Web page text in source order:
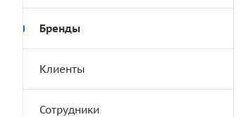
Бренды
Клиенты
Сотрудники